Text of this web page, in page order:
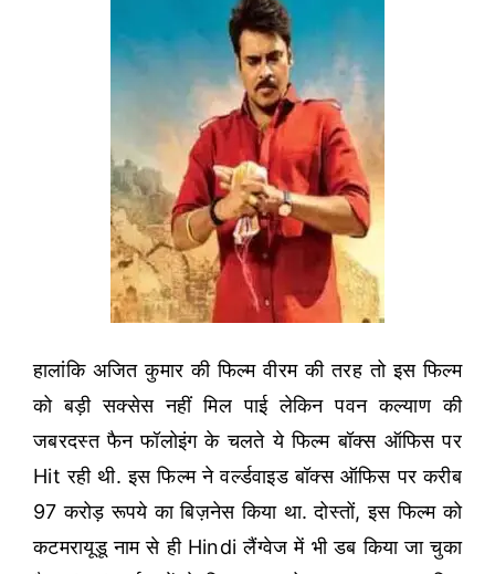
हालांकि अजित कुमार की फिल्म वीरम की तरह तो इस फिल्म
को बड़ी सक्सेस नहीं मिल पाई लेकिन पवन कल्याण की
जबरदस्त फैन फॉलोइंग के चलते ये फिल्म बॉक्स ऑफिस पर
Hit रही थी.इस फिल्म ने वर्ल्डवाइड बॉक्स ऑफिस पर करीब
97 करोड़ रूपये का बिज़नेस किया था. दोस्तों, इस फिल्म को
कटमरायूडू नाम से ही Hindi लैंग्वेज में भी डब किया जा चुका